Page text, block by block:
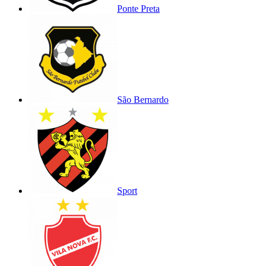
Ponte Preta
São Bernardo
Sport